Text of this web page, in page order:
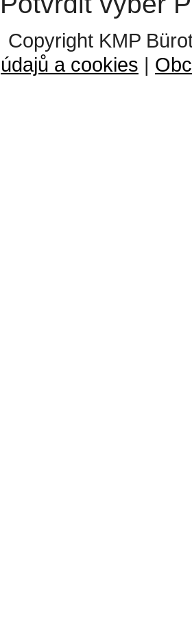
Copyright KMP
údajů a cookies |